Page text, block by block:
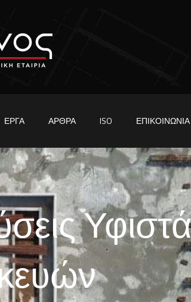
ΈΡΓΑ ΆΡΘΡΑ ISO ΕΠΙΚΟΙΝΩΝΊΑ